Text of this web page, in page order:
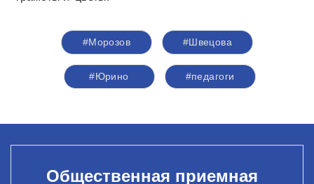
#Морозов #Швецова
#Юрино #педагоги
Общественная приемная